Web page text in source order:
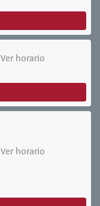
Ver horario
Ver horario